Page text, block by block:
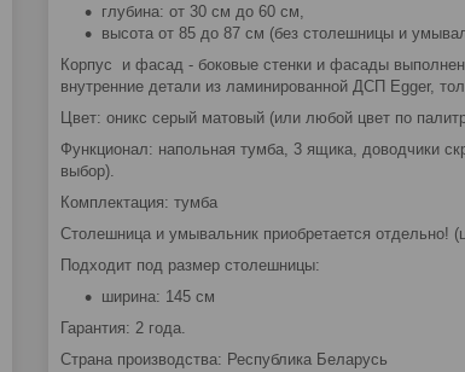
глубина: от 30 см до 60 см,
высота от 85 до 87 см (без столешницы и
Корпус и фасад - боковые стенки и фасады
внутренние детали из ламинированной ДСП Egger,
Цвет: оникс серый матовый (или любой цвет по
Функционал: напольная тумба, 3 ящика, доводчики
выбор).
Комплектация: тумба
Столешница и умывальник приобретается отдельно!
Подходит под размер столешницы:
ширина: 145 см
Гарантия: 2 года.
Страна производства: Республика Беларусь